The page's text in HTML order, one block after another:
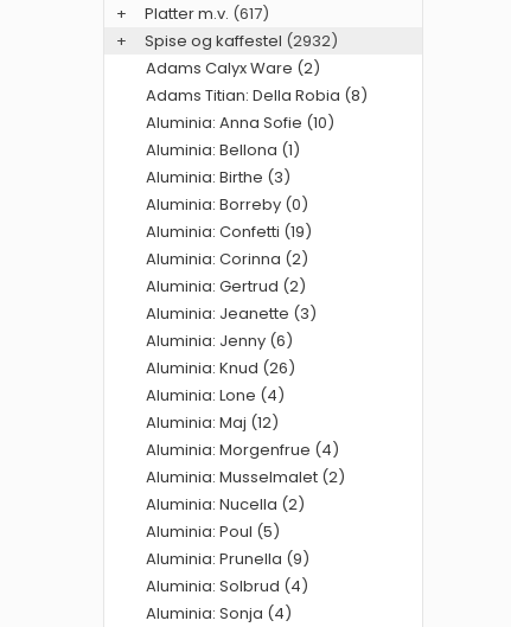
+
Platter m.v. (617)
+
Spise og kaffestel (2932)
Adams Calyx Ware (2)
Adams Titian: Della Robia (8)
Aluminia: Anna Sofie (10)
Aluminia: Bellona (1)
Aluminia: Birthe (3)
Aluminia: Borreby (0)
Aluminia: Confetti (19)
Aluminia: Corinna (2)
Aluminia: Gertrud (2)
Aluminia: Jeanette (3)
Aluminia: Jenny (6)
Aluminia: Knud (26)
Aluminia: Lone (4)
Aluminia: Maj (12)
Aluminia: Morgenfrue (4)
Aluminia: Musselmalet (2)
Aluminia: Nucella (2)
Aluminia: Poul (5)
Aluminia: Prunella (9)
Aluminia: Solbrud (4)
Aluminia: Sonja (4)